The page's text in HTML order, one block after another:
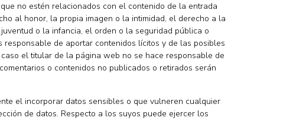
no estén relacionados con el contenido de la entrada
al honor, la propia imagen o la intimidad, el derecho a la
o la infancia, el orden o la seguridad pública o
de aportar contenidos lícitos y de las posibles
el titular de la página web no se hace responsable de
o contenidos no publicados o retirados serán
el incorporar datos sensibles o que vulneren cualquier
de datos. Respecto a los suyos puede ejercer los